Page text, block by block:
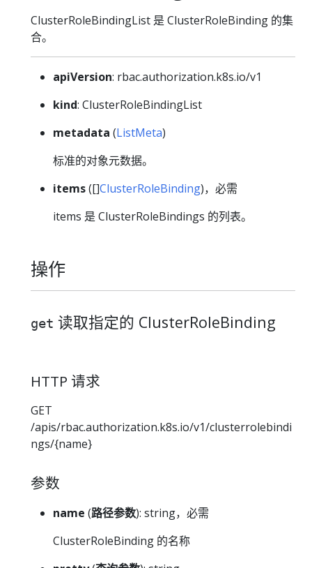
ClusterRoleBindingList 是 ClusterRoleBinding 的集
合。
apiVersion: rbac.authorization.k8s.io/v1
kind: ClusterRoleBindingList
metadata (ListMeta)
标准的对象元数据。
items([]ClusterRoleBinding)，必需
items 是 ClusterRoleBindings 的列表。
操作
get 读取指定的 ClusterRoleBinding
HTTP 请求
GET
/apis/rbac.authorization.k8s.io/v1/clusterrolebindi
ngs/{name}
参数
name (路径参数): string，必需
ClusterRoleBinding 的名称